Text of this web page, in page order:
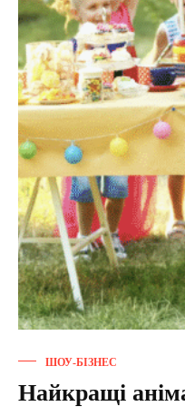
ШОУ-БІЗНЕС
Найкращі